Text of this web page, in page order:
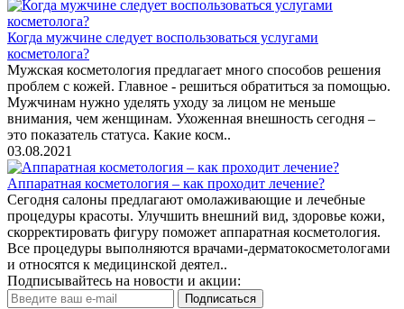
Когда мужчине следует воспользоваться услугами
косметолога?
Мужская косметология предлагает много способов решения
проблем с кожей. Главное - решиться обратиться за помощью.
Мужчинам нужно уделять уходу за лицом не меньше
внимания, чем женщинам. Ухоженная внешность сегодня –
это показатель статуса. Какие косм..
03.08.2021
Аппаратная косметология – как проходит лечение?
Сегодня салоны предлагают омолаживающие и лечебные
процедуры красоты. Улучшить внешний вид, здоровье кожи,
скорректировать фигуру поможет аппаратная косметология.
Все процедуры выполняются врачами-дерматокосметологами
и относятся к медицинской деятел..
Подписывайтесь на новости и акции:
Подписаться